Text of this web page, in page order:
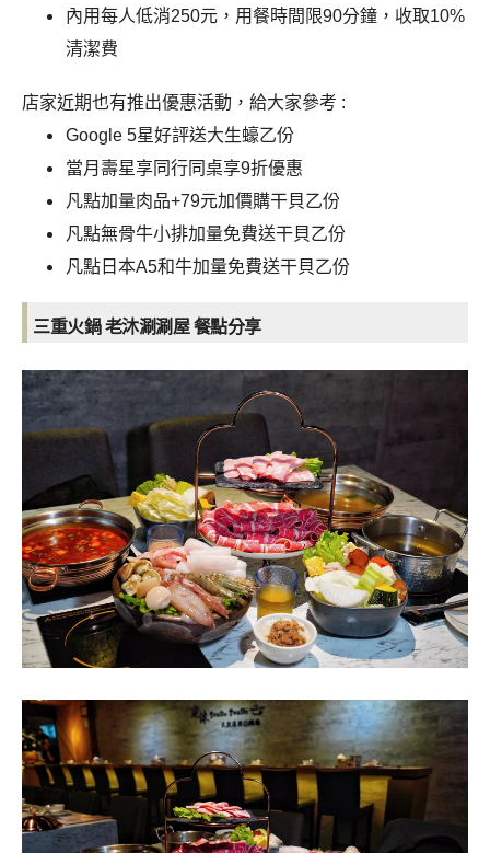
內用每人低消250元，用餐時間限90分鐘，收取10%
清潔費
店家近期也有推出優惠活動，給大家參考 :
Google 5星好評送大生蠔乙份
當月壽星享同行同桌享9折優惠
凡點加量肉品+79元加價購干貝乙份
凡點無骨牛小排加量免費送干貝乙份
凡點日本A5和牛加量免費送干貝乙份
三重火鍋 老沐涮涮屋餐點分享